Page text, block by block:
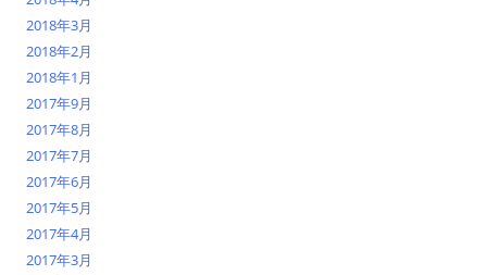
2018年3月
2018年2月
2018年1月
2017年9月
2017年8月
2017年7月
2017年6月
2017年5月
2017年4月
2017年3月